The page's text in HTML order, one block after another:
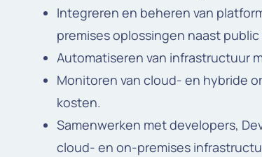
Integreren en beheren van
premises oplossingen naast
Automatiseren van infrastructuur
Monitoren van cloud- en hybride
kosten.
Samenwerken met developers,
cloud- en on-premises